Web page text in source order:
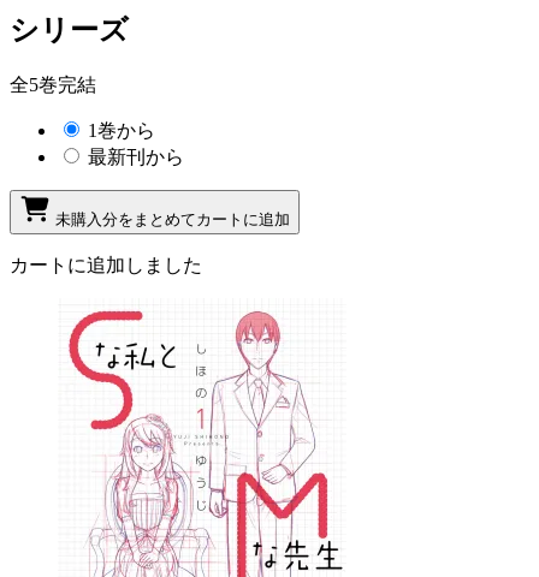
シリーズ
全5巻完結
1巻から
最新刊から
未購入分をまとめてカートに追加
カートに追加しました